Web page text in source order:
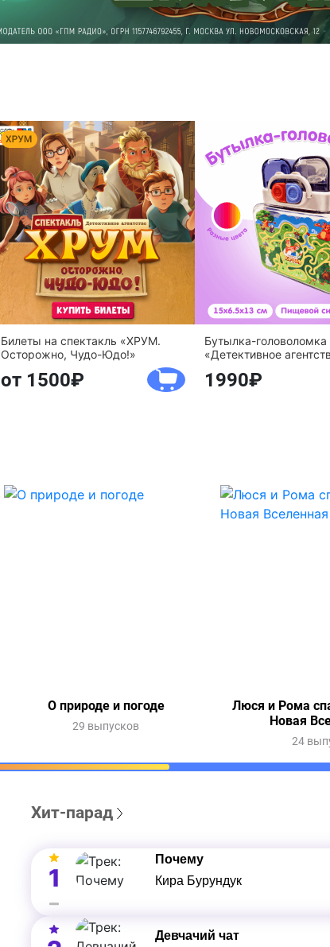
Билеты на спектакль «ХРУМ.
Осторожно, Чудо-Юдо!»
от 1500
Бутылка-
«Детективное
1990
О природе и погоде
29 выпусков
Люся и Рома
Новая
24
Хит-парад
1
Почему
Кира Бурундук
Девчачий чат